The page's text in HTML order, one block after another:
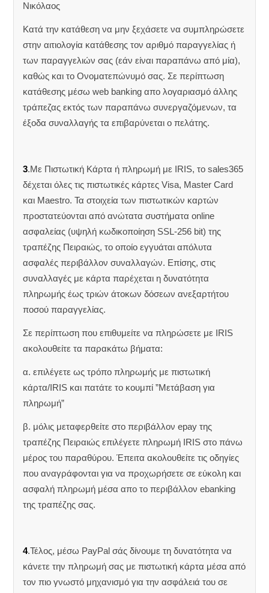
Νικόλαος
Κατά την κατάθεση να μην ξεχάσετε να συμπληρώσετε
στην αιτιολογία κατάθεσης τον αριθμό παραγγελίας ή
των παραγγελιών σας (εάν είναι παραπάνω από μία),
καθώς και το Ονοματεπώνυμό σας. Σε περίπτωση
κατάθεσης μέσω web banking απο λογαριασμό άλλης
τράπεζας εκτός των παραπάνω συνεργαζόμενων, τα
έξοδα συναλλαγής τα επιβαρύνεται ο πελάτης.
3.Με Πιστωτική Κάρτα ή πληρωμή με IRIS, το sales365
δέχεται όλες τις πιστωτικές κάρτες Visa, Master Card
και Maestro. Τα στοιχεία των πιστωτικών καρτών
προστατεύονται από ανώτατα συστήματα online
ασφαλείας (υψηλή κωδικοποίηση SSL-256 bit) της
τραπέζης Πειραιώς, το οποίο εγγυάται απόλυτα
ασφαλές περιβάλλον συναλλαγών. Επίσης, στις
συναλλαγές με κάρτα παρέχεται η δυνατότητα
πληρωμής έως τριών άτοκων δόσεων ανεξαρτήτου
ποσού παραγγελίας.
Σε περίπτωση που επιθυμείτε να πληρώσετε με IRIS
ακολουθείτε τα παρακάτω βήματα:
α. επιλέγετε ως τρόπο πληρωμής με πιστωτική
κάρτα/IRIS και πατάτε το κουμπί ”Μετάβαση για
πληρωμή”
β. μόλις μεταφερθείτε στο περιβάλλον epay της
τραπέζης Πειραιώς επιλέγετε πληρωμή IRIS στο πάνω
μέρος του παραθύρου. Έπειτα ακολουθείτε τις οδηγίες
που αναγράφονται για να προχωρήσετε σε εύκολη και
ασφαλή πληρωμή μέσα απο το περιβάλλον ebanking
της τραπέζης σας.
4.Τέλος, μέσω PayPal σάς δίνουμε τη δυνατότητα να
κάνετε την πληρωμή σας με πιστωτική κάρτα μέσα από
τον πιο γνωστό μηχανισμό για την ασφάλειά του σε